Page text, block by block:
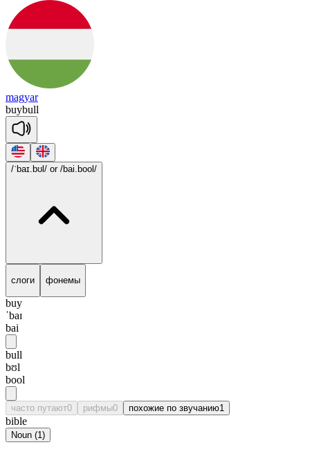
magyar
buybull
/ˈbaɪ.bʊl/ or /bai.bool/
слоги фонемы
buy
ˈbaɪ
bai
bull
bʊl
bool
часто путают0 рифмы0 похожие по звучанию1
bible
Noun (1)